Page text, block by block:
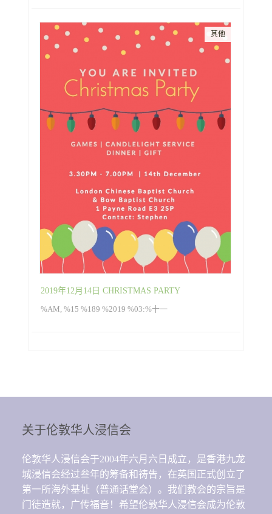
2019年12月14日 CHRISTMAS PARTY
%AM, %15 %189 %2019 %03:%十一
其他
关于伦敦华人浸信会
伦敦华人浸信会于2004年六月六日成立，是香港九龙
城浸信会经过叁年的筹备和祷告，在英国正式创立了
第一所海外基址（普通话堂会）。我们教会的宗旨是
门徒造就，广传福音！希望伦敦华人浸信会成为伦敦